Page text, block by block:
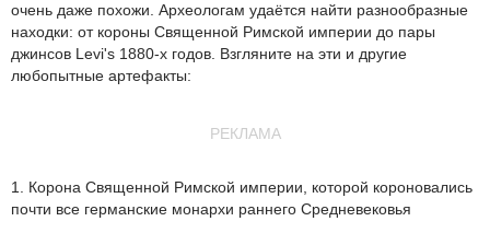
очень даже похожи. Археологам удаётся найти разнообразные
находки: от короны Священной Римской империи до пары
джинсов Levi's 1880-х годов. Взгляните на эти и другие
любопытные артефакты:
РЕКЛАМА
1. Корона Священной Римской империи, которой короновались
почти все германские монархи раннего Средневековья